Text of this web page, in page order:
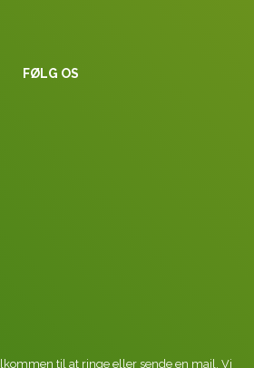
FØLG OS
til at ringe eller sende en mail. Vi